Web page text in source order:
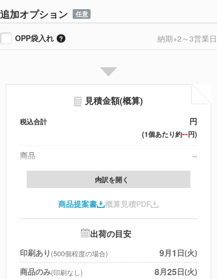
追加オプション 任意
OPP袋入れ 納期+2～3営業日
見積金額(概算)
税込合計 円
(1個あたり約--円)
商品
--
製版代
印刷代
北海道・沖縄・離島 別途
円
※上記小計は税別です
内訳を開く
商品提案書 概算見積PDF
出荷の目安
印刷あり (500個程度の場合) 9月1 日(火)
商品のみ(印刷なし) 8月25日(火)